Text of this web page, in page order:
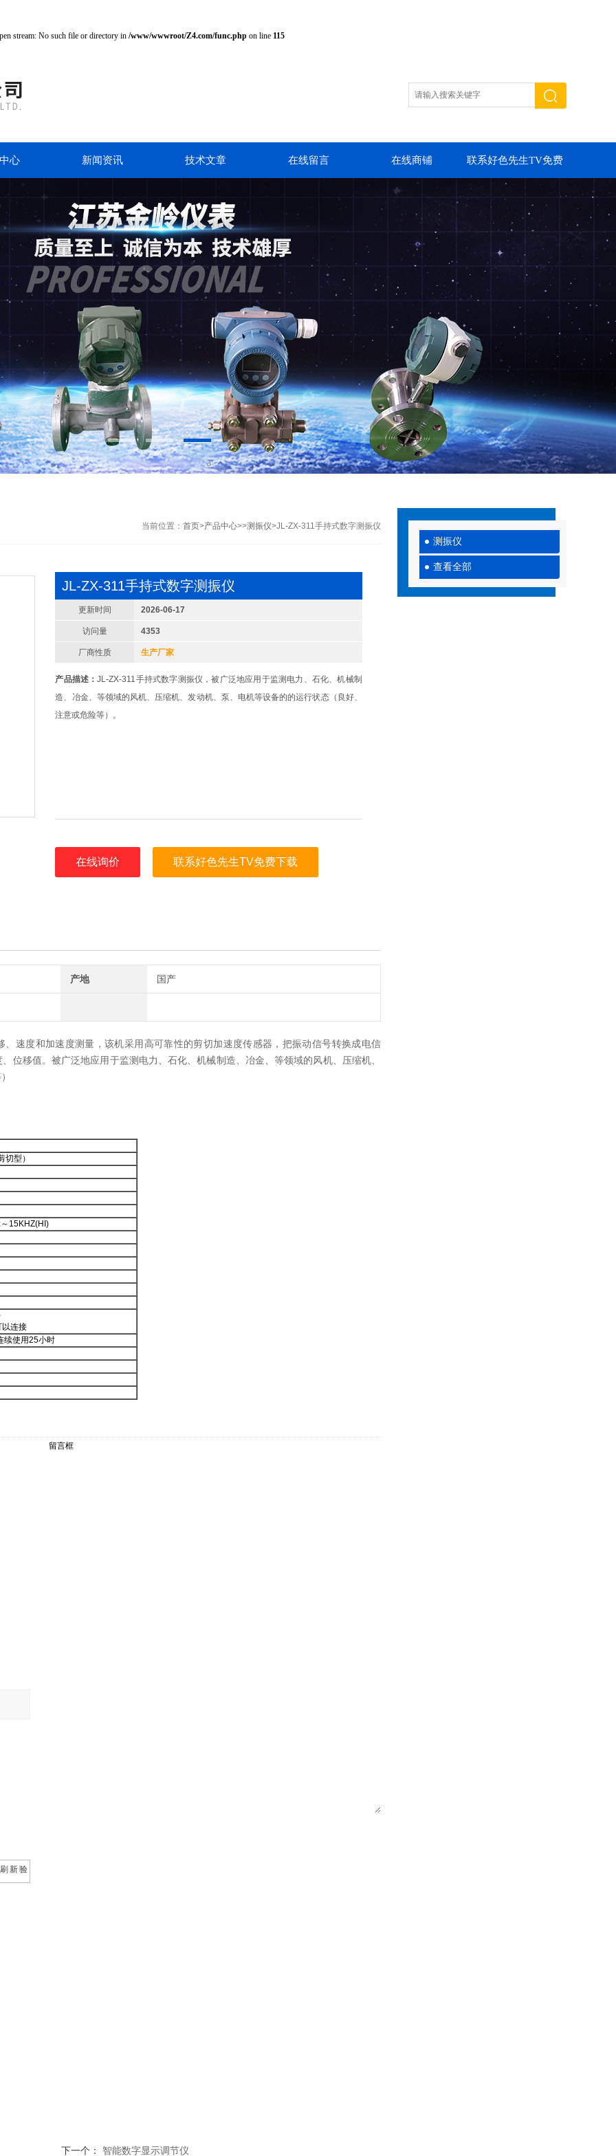
stream: No such file or directory in /www/wwwroot/Z4.com/func.php on line 115
心 新闻资讯 技术文章 在线留言 在线商铺 联系好色先生TV免费
下载
1
测振仪
查看全部
当前位置： 首页>产品中心>>测振仪>JL-ZX-311手持式数字测振仪
JL-ZX-311手持式数字测振仪
更新时间 2026-06-17
访问量 4353
厂商性质 生产厂家
产品描述：JL-ZX-311手持式数字测振仪，被广泛地应用于监测电力、石化、机械制
造、冶金、等领域的风机、压缩机、发动机、泵、电机等设备的的运行状态（良好、
注意或危险等）。
在线询价 联系好色先生TV免费下载
产地 国产
、速度和加速度测量，该机采用高可靠性的剪切加速度传感器，把振动信号转换成电信
位移值。被广泛地应用于监测电力、石化、机械制造、冶金、等领域的风机、压缩机、
型）
15KHZ(HI)
连接
续使用25小时
留言框
下一个： 智能数字显示调节仪